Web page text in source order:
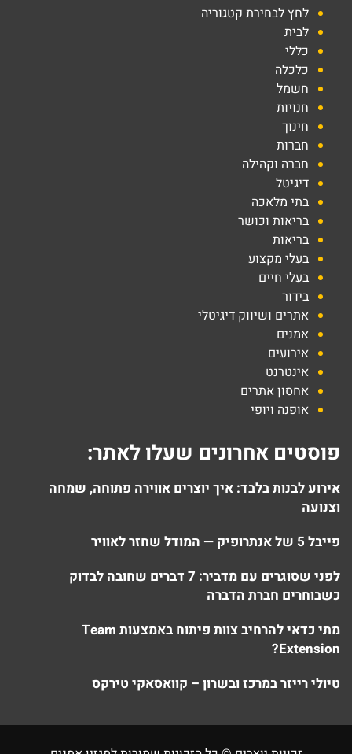
לחץ לבחירת קטגוריה
לבית
כללי
כלכלה
חשמל
חנויות
חינוך
חברות
חברה וקהילה
דיגיטל
בתי מלאכה
בריאות וכושר
בריאות
בעלי מקצוע
בעלי חיים
בידור
אתרים ושיווק דיגיטלי
אמנים
אירועים
אינטרנט
אחסון אתרים
אופנה ויופי
פוסטים אחרונים שעלו לאתר:
אירוע לבנות בלבד: איך יוצרים אווירה פתוחה, שמחה
וצנועה
פייבל 5 של אנתרופיק — המודל שחזר לאוויר
לפני שסוגרים עם מדביר: 7 דברים שחובה לבדוק
כשבוחרים חברת הדברה
מתי כדאי להרחיב צוות פיתוח באמצעות Team
Extension?
טיולי רייזר במרכז ובשרון – קוואסאקי טירקס